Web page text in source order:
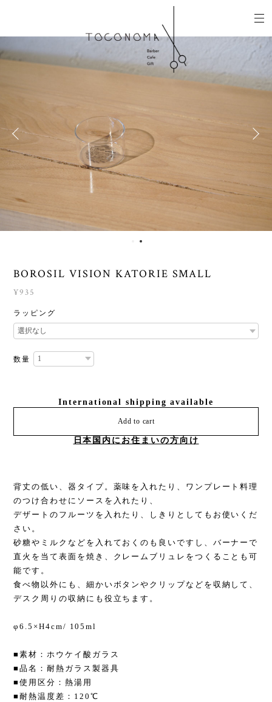
BOROSIL VISION KATORIE SMALL
¥935
ラッピング
数量
International shipping available
Add to cart
日本国内にお住まいの方向け
背丈の低い、器タイプ。薬味を入れたり、ワンプレート料理
のつけ合わせにソースを入れたり、
デザートのフルーツを入れたり、しきりとしてもお使いくだ
さい。
砂糖やミルクなどを入れておくのも良いですし、バーナーで
直火を当て表面を焼き、クレームブリュレをつくることも可
能です。
食べ物以外にも、細かいボタンやクリップなどを収納して、
デスク周りの収納にも役立ちます。
φ6.5×H4cm/ 105ml
■素材：ホウケイ酸ガラス
■品名：耐熱ガラス製器具
■使用区分：熱湯用
■耐熱温度差：120℃